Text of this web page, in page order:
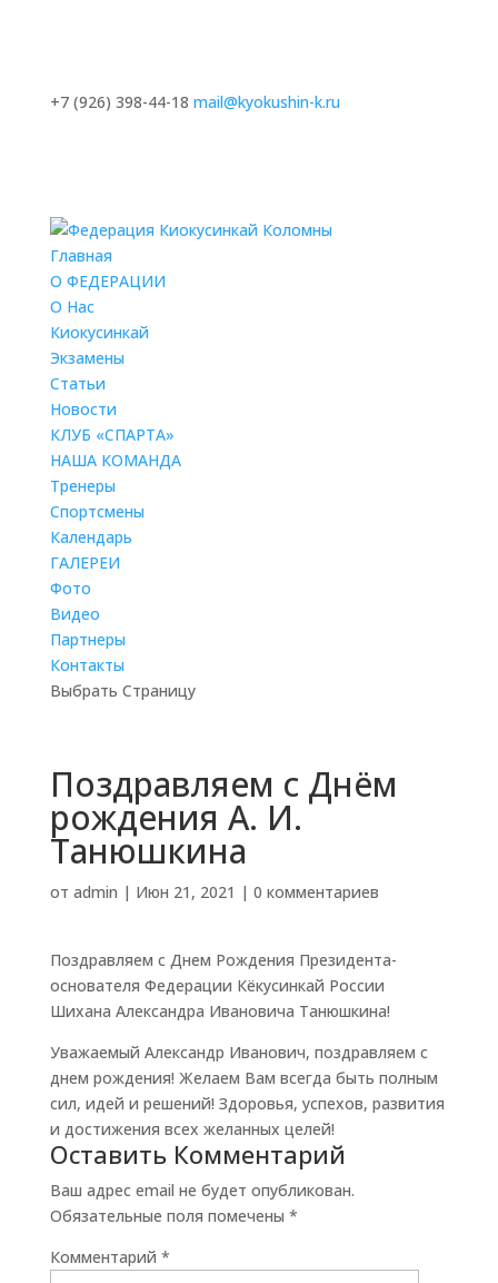
+7 (926) 398-44-18 mail@kyokushin-k.ru
Главная
О ФЕДЕРАЦИИ
О Нас
Киокусинкай
Экзамены
Статьи
Новости
КЛУБ «СПАРТА»
НАША КОМАНДА
Тренеры
Cпортсмены
Календарь
ГАЛЕРЕИ
Фото
Видео
Партнеры
Контакты
Выбрать Страницу
Поздравляем с Днём
рождения А. И.
Танюшкина
от admin | Июн 21, 2021 | 0 комментариев
Поздравляем с Днем Рождения Президента-
основателя Федерации Кёкусинкай России
Шихана Александра Ивановича Танюшкина!
Уважаемый Александр Иванович, поздравляем с
днем рождения! Желаем Вам всегда быть полным
сил, идей и решений! Здоровья, успехов, развития
и достижения всех желанных целей!
Оставить Комментарий
Ваш адрес email не будет опубликован.
Обязательные поля помечены *
Комментарий *